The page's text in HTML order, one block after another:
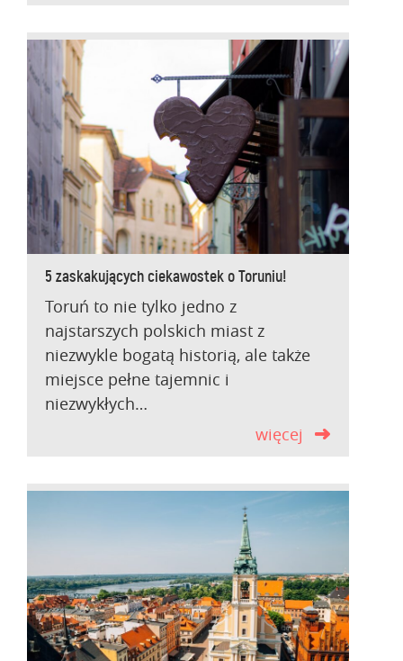
5 zaskakujących ciekawostek o Toruniu!
Toruń to nie tylko jedno z
najstarszych polskich miast z
niezwykle bogatą historią, ale także
miejsce pełne tajemnic i
niezwykłych…
więcej